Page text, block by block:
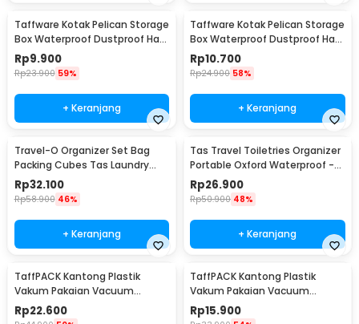
Taffware Kotak Pelican Storage
Box Waterproof Dustproof Hard
Case ABS S - G10/J020
Rp9.900
Rp23.900 59%
+ Keranjang
Taffware Kotak Pelican Storage
Box Waterproof Dustproof Hard
Case ABS L - G10/J020
Rp10.700
Rp24.900 58%
+ Keranjang
Travel-O Organizer Set Bag
Packing Cubes Tas Laundry
Multi Size 6 PCS - BIB-610
Rp32.100
Rp58.900 46%
+ Keranjang
Tas Travel Toiletries Organizer
Portable Oxford Waterproof -
F119
Rp26.900
Rp50.900 48%
+ Keranjang
TaffPACK Kantong Plastik
Vakum Pakaian Vacuum
Compression Bag 1 PCS L -
SN024
Rp22.600
TaffPACK Kantong Plastik
Vakum Pakaian Vacuum
Compression Bag 1 PCS
80x110cm - YK-1000
Rp15.900